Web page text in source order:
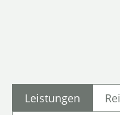
Leistungen